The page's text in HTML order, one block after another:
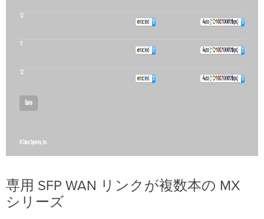
専用 SFP WAN リンクが複数本の MX
シリーズ